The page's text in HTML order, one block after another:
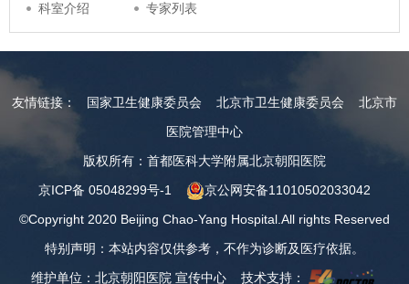
科室介绍 专家列表
友情链接： 国家卫生健康委员会 北京市卫生健康委员会
北京市
医院管理中心
版权所有：首都医科大学附属北京朝阳医院
京ICP备 05048299号-1
京公网安备11010502033042
©Copyright 2020 Beijing Chao-Yang Hospital.All rights Reserved
特别声明：本站内容仅供参考，不作为诊断及医疗依据。
维护单位：北京朝阳医院 宣传中心 技术支持：